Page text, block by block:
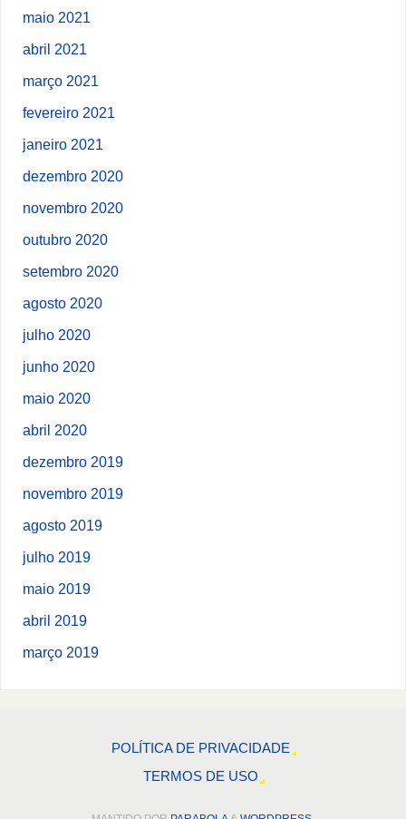
maio 2021
abril 2021
março 2021
fevereiro 2021
janeiro 2021
dezembro 2020
novembro 2020
outubro 2020
setembro 2020
agosto 2020
julho 2020
junho 2020
maio 2020
abril 2020
dezembro 2019
novembro 2019
agosto 2019
julho 2019
maio 2019
abril 2019
março 2019
POLÍTICA DE PRIVACIDADE
TERMOS DE USO